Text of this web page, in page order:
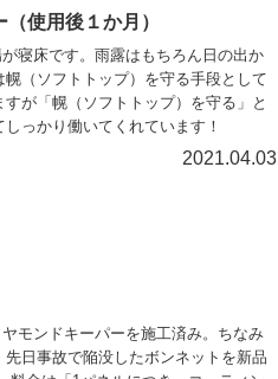
使用後１か月）
寝床です。雨露はもちろん日の出か
（ソフトトップ）を守る手段として
が「幌（ソフトトップ）を守る」と
っかり働いてくれています！
2021.04.03
モンドキーパーを施工済み。ちなみ
日事故で陥没したボンネットを新品